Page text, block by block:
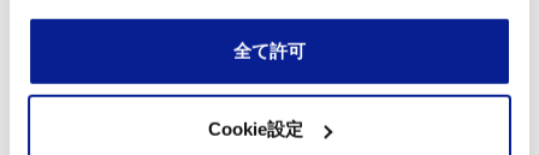
全て許可
Cookie設定